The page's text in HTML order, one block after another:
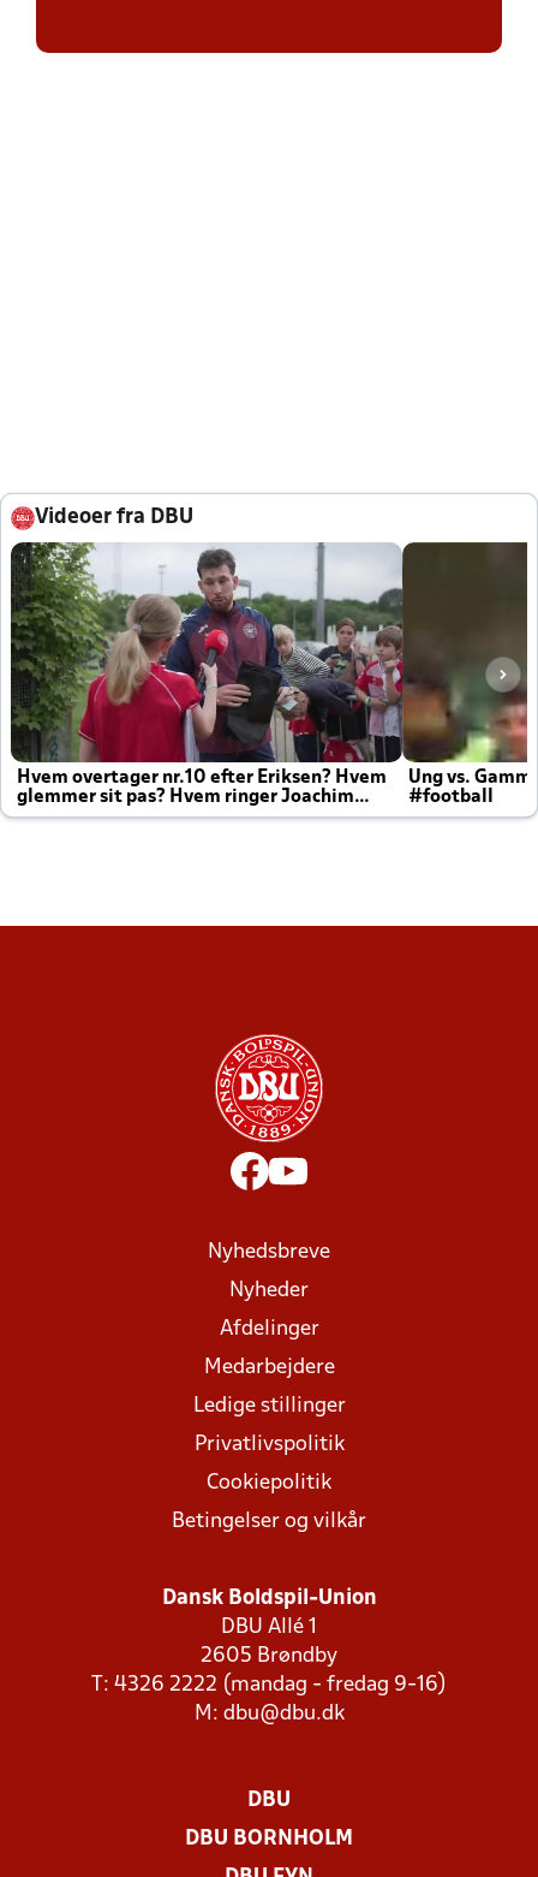
Videoer fra DBU
Hvem overtager nr.10 efter Eriksen? Hvem
glemmer sit pas? Hvem ringer Joachim
altid til efter kampe?
Ung vs.
#football
Nyhedsbreve
Nyheder
Afdelinger
Medarbejdere
Ledige stillinger
Privatlivspolitik
Cookiepolitik
Betingelser og vilkår
Dansk Boldspil-Union
DBU Allé 1
2605 Brøndby
T: 4326 2222 (mandag - fredag 9-16)
M: dbu@dbu.dk
DBU
DBU BORNHOLM